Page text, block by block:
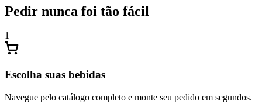
Pedir nunca foi tão fácil
1
Escolha suas bebidas
Navegue pelo catálogo completo e monte seu pedido em segundos.